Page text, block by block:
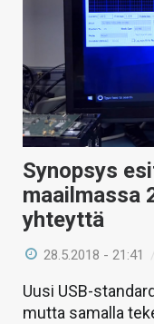
HINTA.FI
VAIHDA TEEMA
HAKU
Synopsys
maailmassa
yhteyttä
28.5.2018 - 21:41
Uusi USB-
mutta samalla